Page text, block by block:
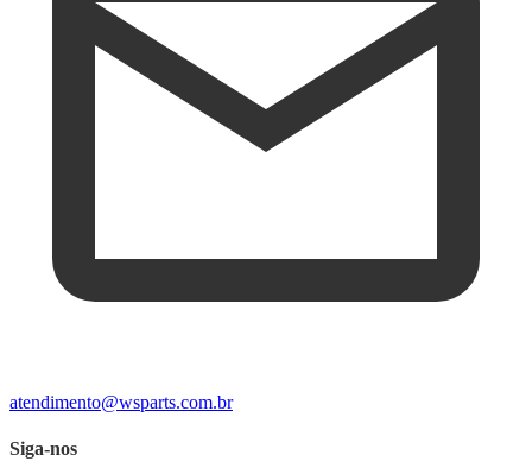
atendimento@wsparts.com.br
Siga-nos